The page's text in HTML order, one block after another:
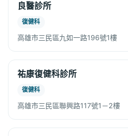
良醫診所
復健科
高雄市三民區九如一路196號1樓
祐康復健科診所
復健科
高雄市三民區聯興路117號1－2樓